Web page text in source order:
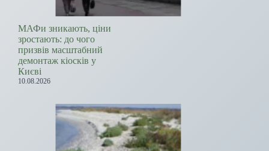
МАФи зникають, ціни
зростають: до чого
призвів масштабний
демонтаж кіосків у
Києві
10.08.2026